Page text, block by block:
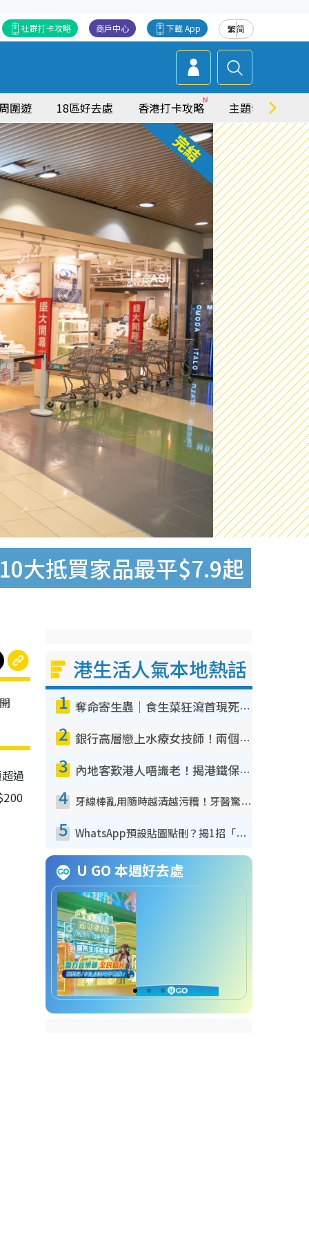
繁简
下載 App
商戶中心
社群打卡攻略
圍遊 18區好去處 香港打卡攻略 主題特集
大抵買家品最平$7.9起
過
港生活人氣本地熱話
1 奪命寄生蟲｜食生菜狂瀉首現死者！疫潮惡化錄1.8萬宗病例 揭洗菜3大謬誤
2 銀行高層戀上水療女技師！兩個月借128萬驚覺「沉船」沉落火海 揭背後疑似邪教操控賣淫
3 內地客歎港人唔識老！揭港鐵保鮮級冷氣 港人求放過：咪投訴
4 牙線棒亂用隨時越清越污糟！牙醫驚揭盲目過戶細菌恐致蛀牙：呢種先係日常真保養
5 WhatsApp預設貼圖點刪？揭1招「反向操作」還原簡潔介面 附3步實測教學
U GO 本週好去處